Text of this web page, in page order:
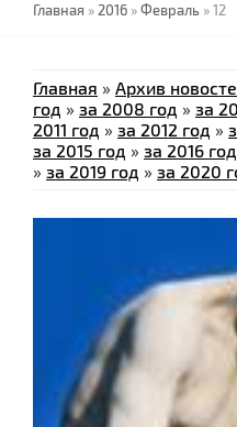
Главная » 2016 »Февраль »12
Главная » Архив
год » за 2008 год » за
2011 год » за 2012 год »
за 2015 год » за 2016 год
» за 2019 год » за 2020